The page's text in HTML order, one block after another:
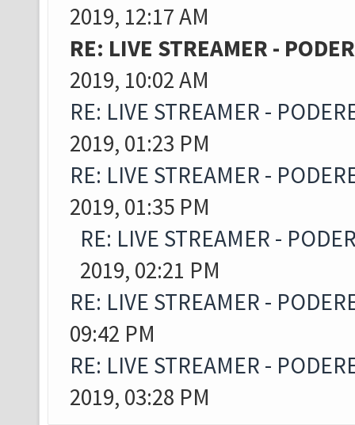
2019, 12:17 AM
RE: LIVE STREAMER -
2019, 10:02 AM
RE: LIVE STREAMER -
2019, 01:23 PM
RE: LIVE STREAMER -
2019, 01:35 PM
RE: LIVE STREAMER -
2019, 02:21 PM
RE: LIVE STREAMER -
09:42 PM
RE: LIVE STREAMER -
2019, 03:28 PM